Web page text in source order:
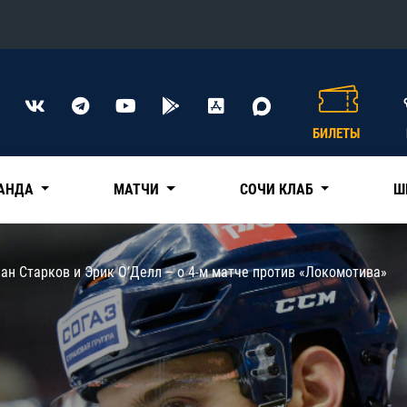
Конференция «Восток»
Нефтехимик
Трактор
Дивизион Чернышева
Авангард
Адмирал
КХЛ
БИЛЕТЫ
МАТЧИ СОЧИ КЛАБ
Старков и Эрик О’Делл – о 4-м матче против «Локомотива»